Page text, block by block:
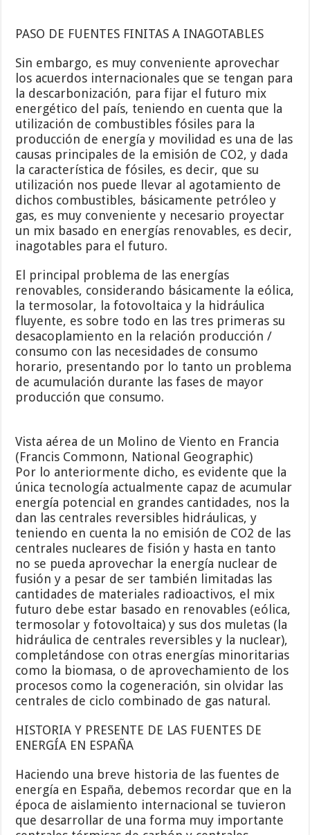
PASO DE FUENTES FINITAS A INAGOTABLES
Sin embargo, es muy conveniente aprovechar
los acuerdos internacionales que se tengan para
la descarbonización, para fijar el futuro mix
energético del país, teniendo en cuenta que la
utilización de combustibles fósiles para la
producción de energía y movilidad es una de las
causas principales de la emisión de CO2, y dada
la característica de fósiles, es decir, que su
utilización nos puede llevar al agotamiento de
dichos combustibles, básicamente petróleo y
gas, es muy conveniente y necesario proyectar
un mix basado en energías renovables, es decir,
inagotables para el futuro.
El principal problema de las energías
renovables, considerando básicamente la eólica,
la termosolar, la fotovoltaica y la hidráulica
fluyente, es sobre todo en las tres primeras su
desacoplamiento en la relación producción /
consumo con las necesidades de consumo
horario, presentando por lo tanto un problema
de acumulación durante las fases de mayor
producción que consumo.
Vista aérea de un Molino de Viento en Francia
(Francis Commonn, National Geographic)
Por lo anteriormente dicho, es evidente que la
única tecnología actualmente capaz de acumular
energía potencial en grandes cantidades, nos la
dan las centrales reversibles hidráulicas, y
teniendo en cuenta la no emisión de CO2 de las
centrales nucleares de fisión y hasta en tanto
no se pueda aprovechar la energía nuclear de
fusión y a pesar de ser también limitadas las
cantidades de materiales radioactivos, el mix
futuro debe estar basado en renovables (eólica,
termosolar y fotovoltaica) y sus dos muletas (la
hidráulica de centrales reversibles y la nuclear),
completándose con otras energías minoritarias
como la biomasa, o de aprovechamiento de los
procesos como la cogeneración, sin olvidar las
centrales de ciclo combinado de gas natural.
HISTORIA Y PRESENTE DE LAS FUENTES DE
ENERGÍA EN ESPAÑA
Haciendo una breve historia de las fuentes de
energía en España, debemos recordar que en la
época de aislamiento internacional se tuvieron
que desarrollar de una forma muy importante